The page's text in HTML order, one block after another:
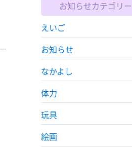
お知らせカテゴリー
えいご
お知らせ
なかよし
体力
玩具
絵画